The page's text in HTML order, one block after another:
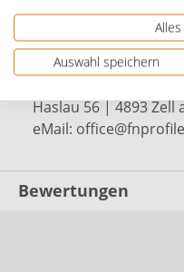
Lamellenbreite: 25
Filz 8 mm stark,
für ein warmes und
Haslau 56 | 4893 Zell
eMail:
Bewertungen
Auswahl speichern